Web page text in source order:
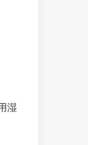
湿